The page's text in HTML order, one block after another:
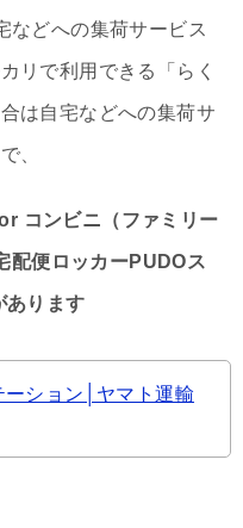
などへの集荷サービス
リで利用できる「らく
は自宅などへの集荷サ
、
コンビニ（ファミリー
配便ロッカーPUDOス
あります
ション│ヤマト運輸